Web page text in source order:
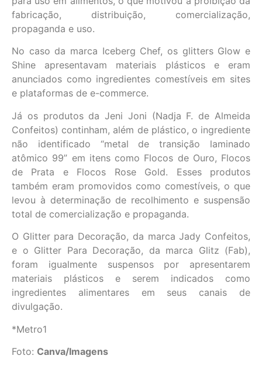
fabricação, distribuição, comercialização,
propaganda e uso.
No caso da marca Iceberg Chef, os glitters Glow e
Shine apresentavam materiais plásticos e eram
anunciados como ingredientes comestíveis em sites
e plataformas de e-commerce.
Já os produtos da Jeni Joni (Nadja F. de Almeida
Confeitos) continham, além de plástico, o ingrediente
não identificado “metal de transição laminado
atômico 99” em itens como Flocos de Ouro, Flocos
de Prata e Flocos Rose Gold. Esses produtos
também eram promovidos como comestíveis, o que
levou à determinação de recolhimento e suspensão
total de comercialização e propaganda.
O Glitter para Decoração, da marca Jady Confeitos,
e o Glitter Para Decoração, da marca Glitz (Fab),
foram igualmente suspensos por apresentarem
materiais plásticos e serem indicados como
ingredientes alimentares em seus canais de
divulgação.
*Metro1
Foto: Canva/Imagens